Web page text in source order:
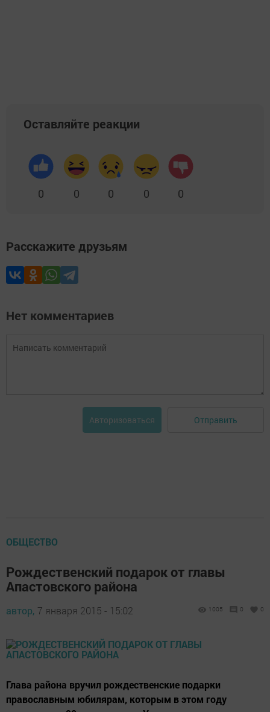
Оставляйте реакции
0 0 0 0 0
Расскажите друзьям
Нет комментариев
Авторизоваться Отправить
ОБЩЕСТВО
Рождественский подарок от главы
Апастовского района
автор, 7 января 2015 - 15:02 1005 0 0
Глава района вручил рождественские подарки
православным юбилярам, которым в этом году